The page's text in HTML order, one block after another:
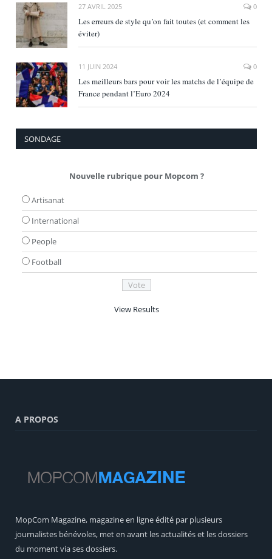
27 AVRIL 2025 0
Les erreurs de style qu’on fait toutes (et comment les
éviter)
11 JUIN 2024 0
Les meilleurs bars pour voir les matchs de l’équipe de
France pendant l’Euro 2024
SONDAGE
Nouvelle rubrique pour Mopcom ?
Artisanat
International
People
Football
View Results
A PROPOS
MopCom Magazine, magazine en ligne édité par plusieurs
journalistes bénévoles, met en avant les actualités et les dossiers
du moment via ses dossiers.